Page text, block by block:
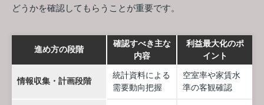
どうかを確認してもらうことが重要です。
進め方の段階
確認すべき主な
内容
利益最大化のポ
イント
情報収集・計画段階
統計資料による
需要動向把握
空室率や家賃水
準の客観確認